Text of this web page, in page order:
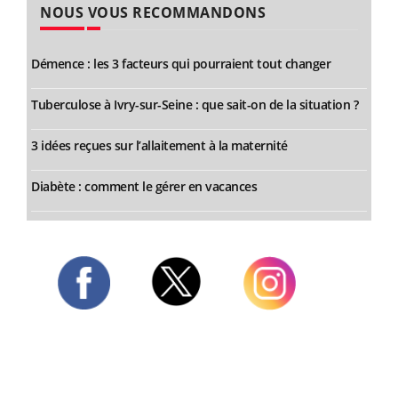
NOUS VOUS RECOMMANDONS
Démence : les 3 facteurs qui pourraient tout changer
Tuberculose à Ivry-sur-Seine : que sait-on de la situation ?
3 idées reçues sur l’allaitement à la maternité
Diabète : comment le gérer en vacances